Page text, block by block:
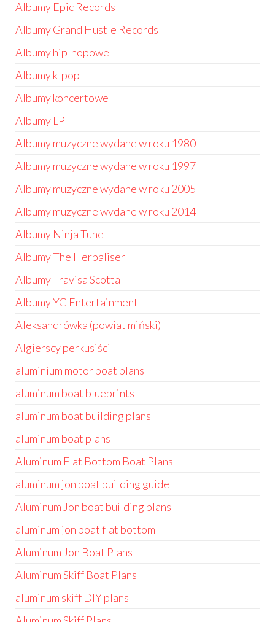
Albumy Epic Records
Albumy Grand Hustle Records
Albumy hip-hopowe
Albumy k-pop
Albumy koncertowe
Albumy LP
Albumy muzyczne wydane w roku 1980
Albumy muzyczne wydane w roku 1997
Albumy muzyczne wydane w roku 2005
Albumy muzyczne wydane w roku 2014
Albumy Ninja Tune
Albumy The Herbaliser
Albumy Travisa Scotta
Albumy YG Entertainment
Aleksandrówka (powiat miński)
Algierscy perkusiści
aluminium motor boat plans
aluminum boat blueprints
aluminum boat building plans
aluminum boat plans
Aluminum Flat Bottom Boat Plans
aluminum jon boat building guide
Aluminum Jon boat building plans
aluminum jon boat flat bottom
Aluminum Jon Boat Plans
Aluminum Skiff Boat Plans
aluminum skiff DIY plans